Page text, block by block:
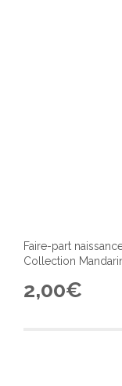
Faire-part
Collection
2,00€